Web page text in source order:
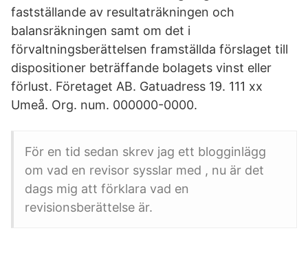
fastställande av resultaträkningen och
balansräkningen samt om det i
förvaltningsberättelsen framställda förslaget till
dispositioner beträffande bolagets vinst eller
förlust. Företaget AB. Gatuadress 19. 111 xx
Umeå. Org. num. 000000-0000.
För en tid sedan skrev jag ett blogginlägg
om vad en revisor sysslar med , nu är det
dags mig att förklara vad en
revisionsberättelse är.